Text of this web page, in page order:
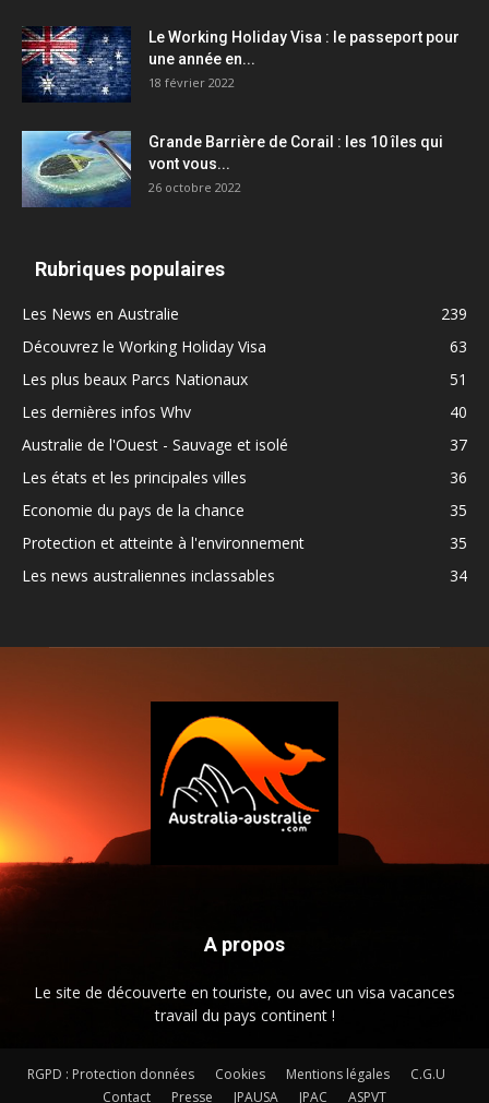
Le Working Holiday Visa : le passeport pour
une année en...
18 février 2022
Grande Barrière de Corail : les 10 îles qui
vont vous...
26 octobre 2022
Rubriques populaires
Les News en Australie
239
Découvrez le Working Holiday Visa
63
Les plus beaux Parcs Nationaux
51
Les dernières infos Whv
40
Australie de l'Ouest - Sauvage et isolé
37
Les états et les principales villes
36
Economie du pays de la chance
35
Protection et atteinte à l'environnement
35
Les news australiennes inclassables
34
A propos
Le site de découverte en touriste, ou avec un visa vacances
travail du pays continent !
RGPD : Protection données Cookies Mentions légales
C.G.U
Contact
Presse JPAUSA JPAC ASPVT